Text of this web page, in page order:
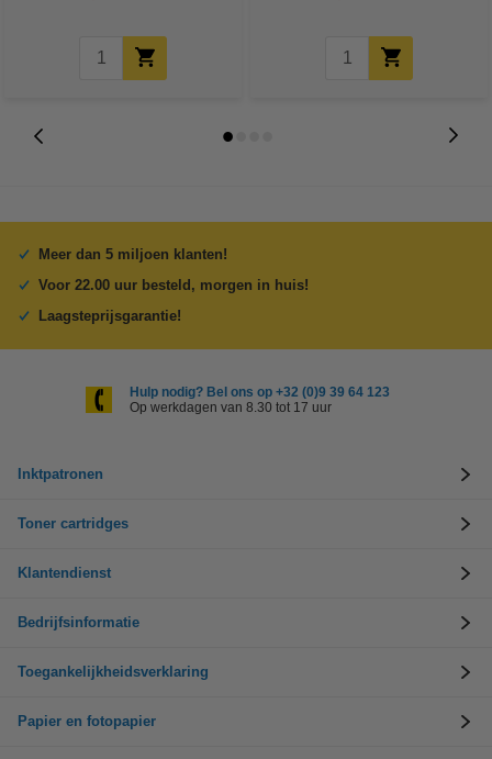
Meer dan 5 miljoen klanten!
Voor 22.00 uur besteld, morgen in huis!
Laagsteprijsgarantie!
Hulp nodig? Bel ons op +32 (0)9 39 64 123
Op werkdagen van 8.30 tot 17 uur
Inktpatronen
Toner cartridges
Klantendienst
Bedrijfsinformatie
Toegankelijkheidsverklaring
Papier en fotopapier